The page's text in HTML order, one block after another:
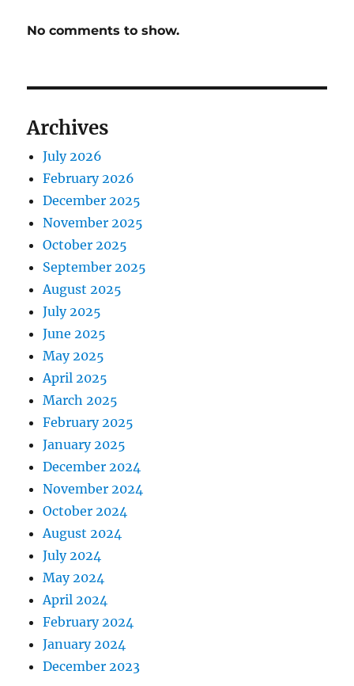
No comments to show.
Archives
July 2026
February 2026
December 2025
November 2025
October 2025
September 2025
August 2025
July 2025
June 2025
May 2025
April 2025
March 2025
February 2025
January 2025
December 2024
November 2024
October 2024
August 2024
July 2024
May 2024
April 2024
February 2024
January 2024
December 2023